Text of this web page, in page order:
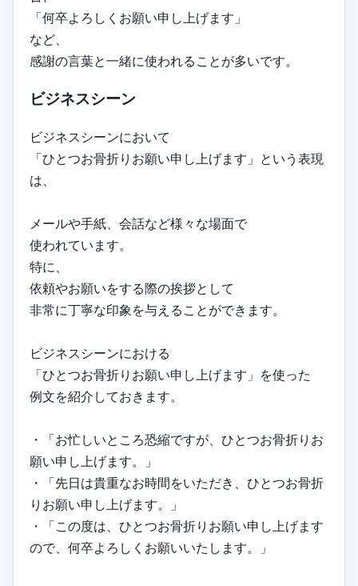
「何卒よろしくお願い申し上げます」
など、
感謝の言葉と一緒に使われることが多いです。
ビジネスシーン
ビジネスシーンにおいて
「ひとつお骨折りお願い申し上げます」という表現
は、
メールや手紙、会話など様々な場面で
使われています。
特に、
依頼やお願いをする際の挨拶として
非常に丁寧な印象を与えることができます。
ビジネスシーンにおける
「ひとつお骨折りお願い申し上げます」を使った
例文を紹介しておきます。
・「お忙しいところ恐縮ですが、ひとつお骨折りお
願い申し上げます。」
・「先日は貴重なお時間をいただき、ひとつお骨折
りお願い申し上げます。」
・「この度は、ひとつお骨折りお願い申し上げます
ので、何卒よろしくお願いいたします。」